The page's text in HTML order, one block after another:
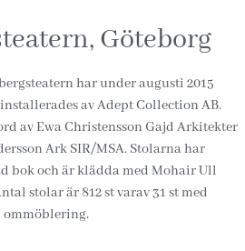
Göteborg
har under augusti 2015
av Adept Collection AB.
av Ewa Christensson Gajd Arkitekter
Ark SIR/MSA. Stolarna har
bok och är klädda med Mohair Ull
stolar är 812 st varav 31 st med